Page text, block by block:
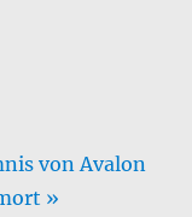
von Avalon
»